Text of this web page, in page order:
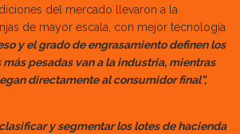
del mercado llevaron a la
de mayor escala, con mejor tecnología
y el grado de engrasamiento definen los
más pesadas van a la industria, mientras
directamente al consumidor final”,
y segmentar los lotes de hacienda